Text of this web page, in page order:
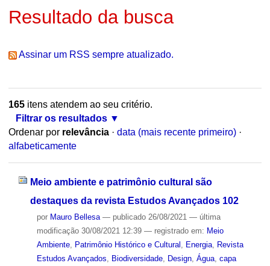
Resultado da busca
Assinar um RSS sempre atualizado.
165itens atendem ao seu critério.
Filtrar os resultados
Ordenar por relevância · data (mais recente primeiro) ·
alfabeticamente
Meio ambiente e patrimônio cultural são
destaques da revista Estudos Avançados 102
por Mauro Bellesa — publicado26/08/2021 — última
modificação30/08/2021 12:39 — registrado em: Meio
Ambiente, Patrimônio Histórico e Cultural Energia,
Revista
Estudos Avançados
Biodiversidade, Design, Água, capa